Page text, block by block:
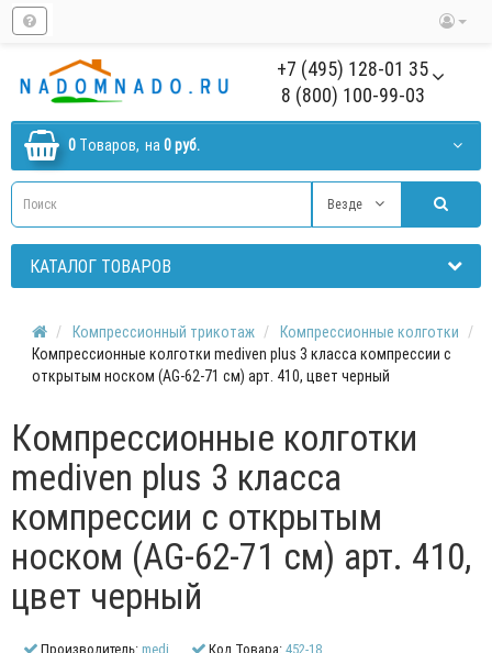
+7 (495) 128-01 35
8 (800) 100-99-03
0 Tоваров, на 0 руб.
Везде
КАТАЛОГ ТОВАРОВ
Компрессионный трикотаж
Компрессионные колготки
Компрессионные колготки mediven plus 3 класса компрессии с
открытым носком (AG-62-71 см) арт. 410, цвет черный
Компрессионные колготки
mediven plus 3 класса
компрессии с открытым
носком (AG-62-71 см) арт. 410,
цвет черный
Производитель:medi Код Товара:452-18